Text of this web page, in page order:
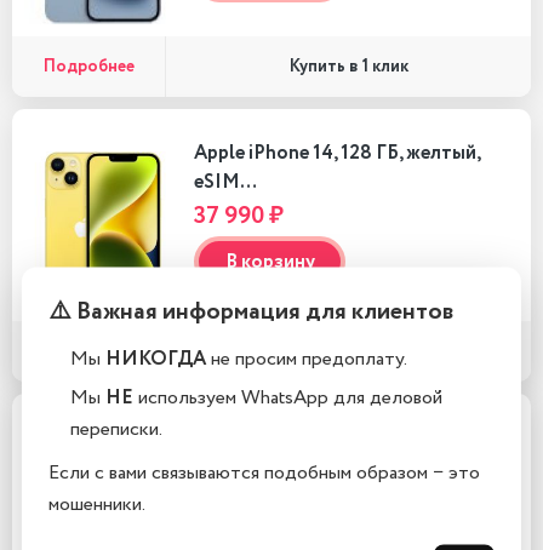
Подробнее Купить в 1 клик
Apple iPhone 14, 128 ГБ, желтый,
eSIM…
37 990 ₽
В корзину
Подробнее Купить в 1 клик
nano SIM…
⚠️ Важная информация для клиентов
Мы НИКОГДАне просим предоплату.
Мы НЕ используем WhatsApp для деловой
переписки.
Если с вами связываются подобным образом − это
мошенники.